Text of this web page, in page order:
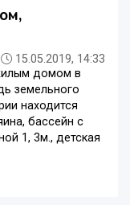
15.05.2019, 14:33
домом в
земельного
находится
бассейн с
1, 3м., детская